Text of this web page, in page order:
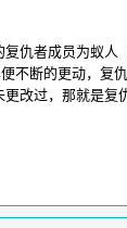
仇者成员为蚁
不断的更动，
改过，那就是
集，两者根本
等。